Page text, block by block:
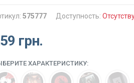
575777 Доступность:
грн.
ХАРАКТЕРИСТИКУ: